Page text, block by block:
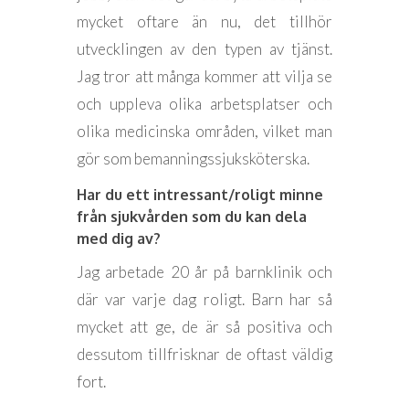
mycket oftare än nu, det tillhör
utvecklingen av den typen av tjänst.
Jag tror att många kommer att vilja se
och uppleva olika arbetsplatser och
olika medicinska områden, vilket man
gör som bemanningssjuksköterska.
Har du ett intressant/roligt minne
från sjukvården som du kan dela
med dig av?
Jag arbetade 20 år på barnklinik och
där var varje dag roligt. Barn har så
mycket att ge, de är så positiva och
dessutom tillfrisknar de oftast väldig
fort.